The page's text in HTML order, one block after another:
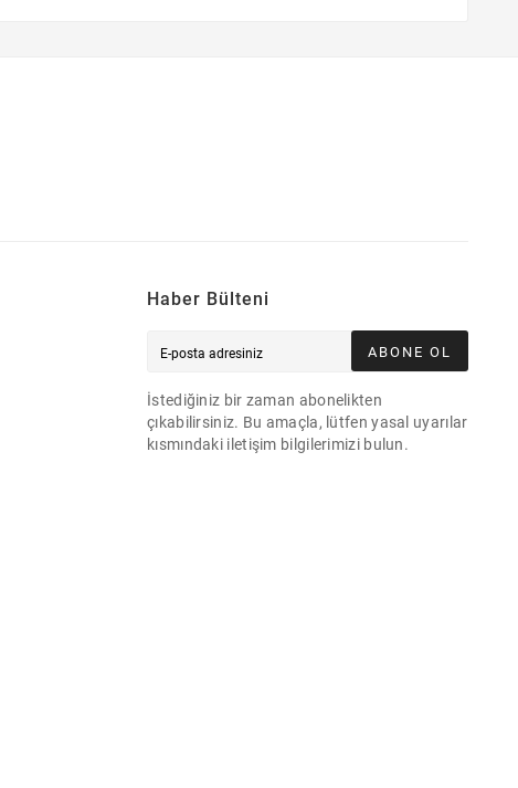
Haber Bülteni
ABONE OL
İstediğiniz bir zaman abonelikten
çıkabilirsiniz. Bu amaçla, lütfen yasal uyarılar
kısmındaki iletişim bilgilerimizi bulun.